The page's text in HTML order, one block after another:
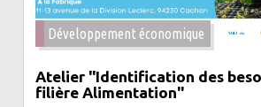
Développement économique
Atelier "Identification des
filière Alimentation"